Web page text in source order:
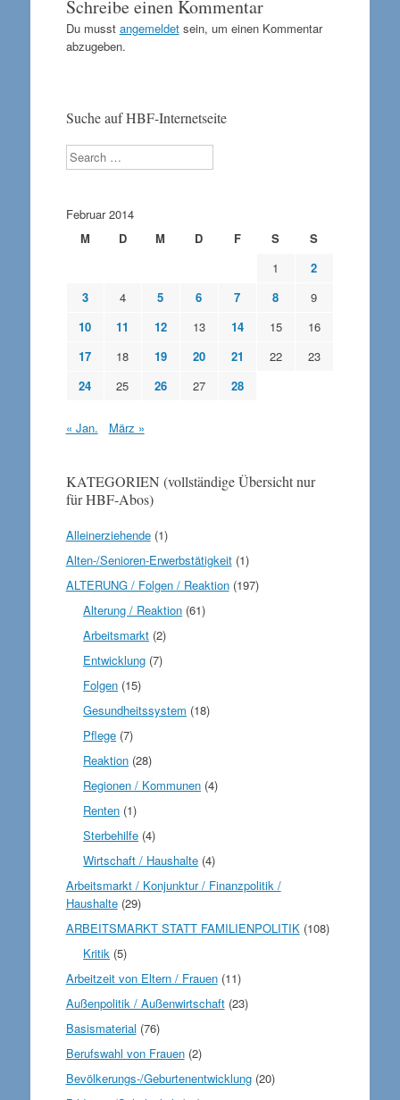
Schreibe einen Kommentar
Du musst angemeldetsein, um einen Kommentar
abzugeben.
Suche auf HBF-Internetseite
Search
Februar 2014
M
D M D F S
S
1
2
3
4 5 6 7 8
9
10
11 12 13 14 15
16
17
18 19 20 21 22
23
24
25 26 27 28
« Jan. März »
KATEGORIEN (vollständige Übersicht nur
für HBF-Abos)
Alleinerziehende(1)
Alten-/Senioren-Erwerbstätigkeit(1)
ALTERUNG / Folgen / Reaktion(197)
Alterung / Reaktion (61)
Arbeitsmarkt (2)
Entwicklung (7)
Folgen (15)
Gesundheitssystem (18)
Pflege (7)
Reaktion (28)
Regionen / Kommunen (4)
Renten (1)
Sterbehilfe (4)
Wirtschaft / Haushalte (4)
Arbeitsmarkt / Konjunktur / Finanzpolitik /
Haushalte(29)
ARBEITSMARKT STATT FAMILIENPOLITIK(108)
Kritik (5)
Arbeitzeit von Eltern / Frauen(11)
Außenpolitik / Außenwirtschaft(23)
Basismaterial (76)
Berufswahl von Frauen(2)
Bevölkerungs-/Geburtenentwicklung(20)